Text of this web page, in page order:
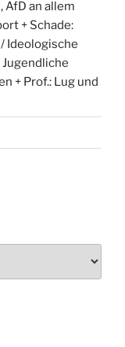
AfD an allem
+ Schade:
Ideologische
+ Prof.: Lug und